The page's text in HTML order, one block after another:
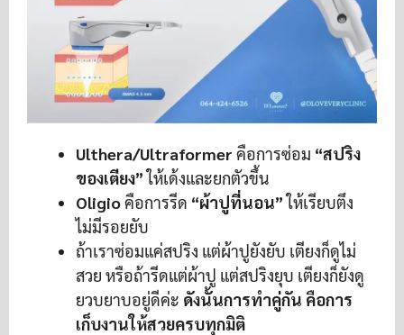
Ulthera/Ultraformer คือการซ่อม “สปริง
ของเตียง”ให้เด้งและยกตัวขึ้น
Oligioคือการรีด “ผ้าปูที่นอน”ให้เรียบตึง
ไม่มีรอยยับ
ถ้าเราซ่อมแค่สปริง แต่ผ้าปูยังยับ เตียงก็ดูไม่
สวย หรือถ้ารีดแต่ผ้าปู แต่สปริงยุบ เตียงก็ยังดู
ยวบยาบอยู่ดีค่ะ ดังนั้นการทำคู่กัน คือการ
เก็บงานให้สวยครบทุกมิติ